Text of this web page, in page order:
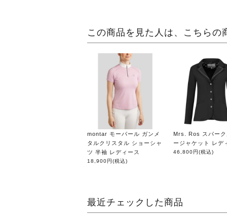
この商品を見た人は、こちらの
montar モーパール ガンメ
タルクリスタル ショーシャ
ツ 半袖 レディース
18,900円(税込)
Mrs. Ros スパー
ージャケット レデ
46,800円(税込)
最近チェックした商品